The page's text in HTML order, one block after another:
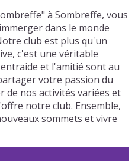
à Sombreffe, vous
dans le monde
club est plus qu'un
c'est une véritable
et l'amitié sont au
votre passion du
de nos activités variées et
notre club. Ensemble,
sommets et vivre